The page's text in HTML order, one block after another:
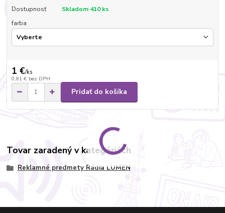
Dostupnosť
Skladom 410 ks
farba
1 €/ks
0,81 € bez DPH
Pridať do košíka
Tovar zaradený v kategóriách
Reklamné predmety Rádia LUMEN